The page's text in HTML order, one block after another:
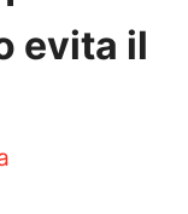
evita il